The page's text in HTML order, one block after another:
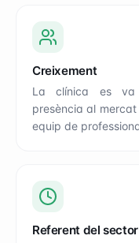
Creixement
La clínica es va
presència al
equip de
Referent del sector